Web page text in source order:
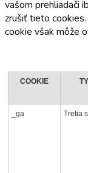
vašom prehliadači
zrušiť tieto
cookie však môže
COOKIE
_ga Tretia